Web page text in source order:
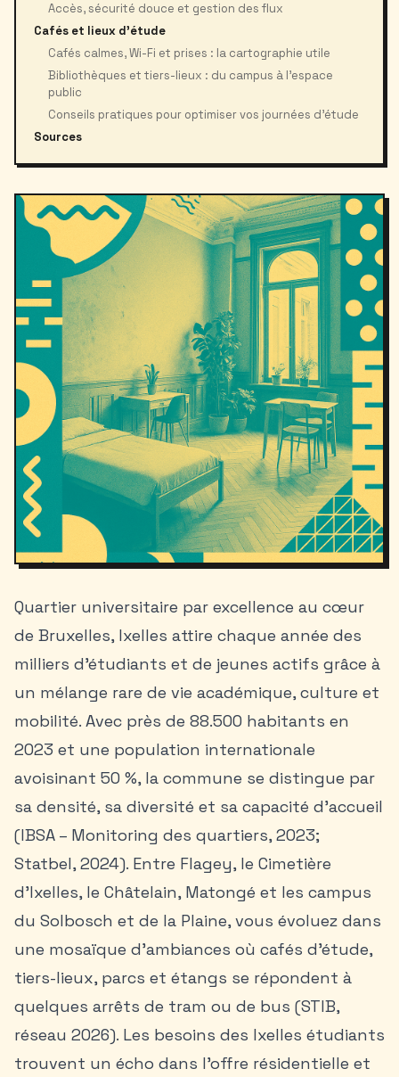
Accès, sécurité douce et gestion des flux
Cafés et lieux d'étude
Cafés calmes, Wi-Fi et prises : la cartographie utile
Bibliothèques et tiers-lieux : du campus à l’espace
public
Conseils pratiques pour optimiser vos journées d’étude
Sources
Quartier universitaire par excellence au cœur
de Bruxelles, Ixelles attire chaque année des
milliers d’étudiants et de jeunes actifs grâce à
un mélange rare de vie académique, culture et
mobilité. Avec près de 88.500 habitants en
2023 et une population internationale
avoisinant 50 %, la commune se distingue par
sa densité, sa diversité et sa capacité d’accueil
(IBSA – Monitoring des quartiers, 2023;
Statbel, 2024). Entre Flagey, le Cimetière
d’Ixelles, le Châtelain, Matongé et les campus
du Solbosch et de la Plaine, vous évoluez dans
une mosaïque d’ambiances où cafés d’étude,
tiers-lieux, parcs et étangs se répondent à
quelques arrêts de tram ou de bus (STIB,
réseau 2026). Les besoins des Ixelles étudiants
trouvent un écho dans l’offre résidentielle et